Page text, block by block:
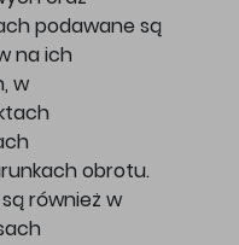
podawane są
na ich
w
obrotu.
również w